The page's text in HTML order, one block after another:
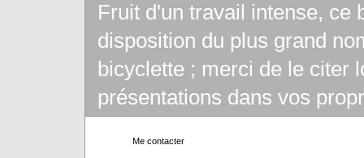
Fruit d'un travail intense, ce
disposition du plus grand
bicyclette ; merci de le citer
présentations dans vos
Me contacter